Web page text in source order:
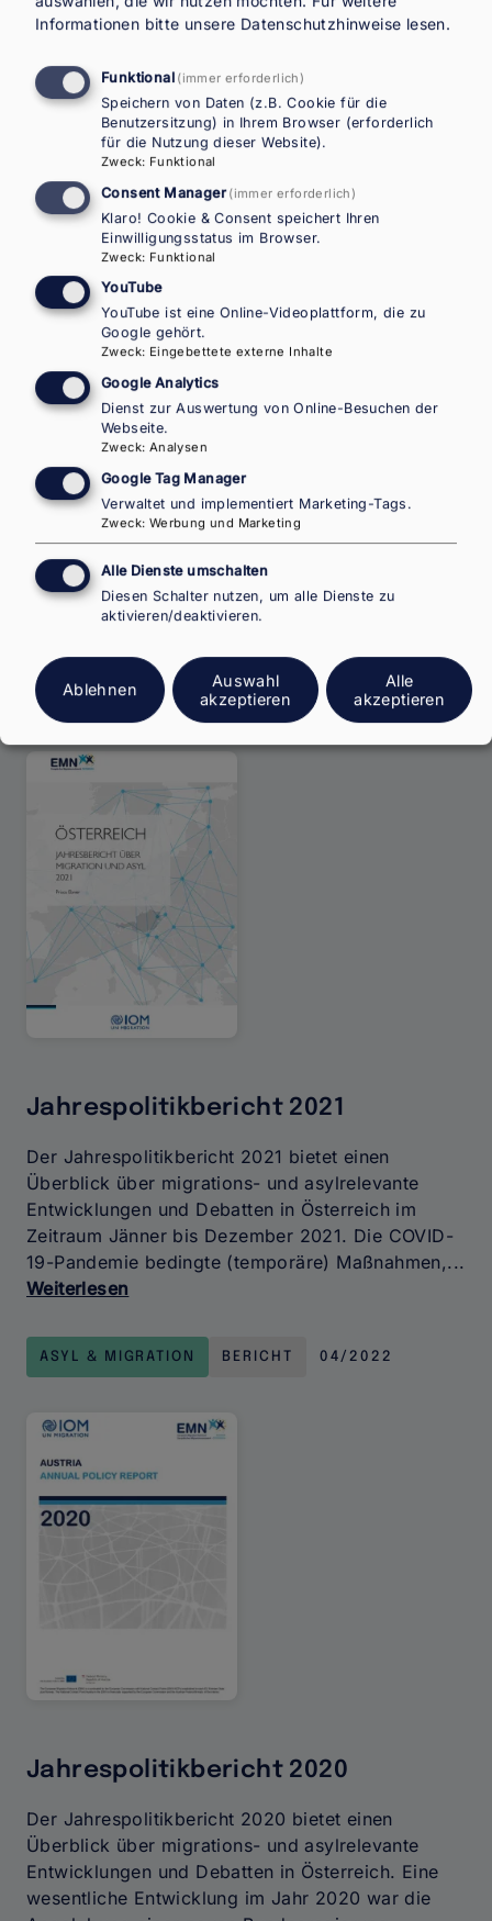
über
und
Asyl
2023
ASYL & MIGRATION BERICHT 06/2024
Jahrespolitikbericht 2022
Der Jahresbericht über Migration und Asyl 2022
bietet einen Überblick über migrations- und
asylrelevante Entwicklungen und Debatten in
Österreich im Zeitraum Jänner bis Dezember
2022. Im Jahr 2022 war der Krieg in der Uk...
Weiterlesenüber
Jahrespolitikbericht
2022
ASYL & MIGRATION BERICHT 04/2023
Jahrespolitikbericht 2021
Der Jahrespolitikbericht 2021 bietet einen
Überblick über migrations- und asylrelevante
Entwicklungen und Debatten in Österreich im
Zeitraum Jänner bis Dezember 2021. Die COVID-
19-Pandemie bedingte (temporäre) Maßnahmen,...
Weiterlesen
2021
ASYL & MIGRATION BERICHT 04/2022
Jahrespolitikbericht 2020
Der Jahrespolitikbericht 2020 bietet einen
Überblick über migrations- und asylrelevante
Entwicklungen und Debatten in Österreich. Eine
wesentliche Entwicklung im Jahr 2020 war die
Informationen bitte unsere Datenschutzhinweise lesen.
Funktional (immer erforderlich)
Speichern von Daten (z.B. Cookie für die
Benutzersitzung) in Ihrem Browser (erforderlich
für die Nutzung dieser Website).
Zweck: Funktional
Consent Manager (immer erforderlich)
Klaro! Cookie & Consent speichert Ihren
Einwilligungsstatus im Browser.
Zweck: Funktional
YouTube
YouTube ist eine Online-Videoplattform, die zu
Google gehört.
Zweck: Eingebettete externe Inhalte
Google Analytics
Dienst zur Auswertung von Online-Besuchen der
Webseite.
Zweck: Analysen
Google Tag Manager
Verwaltet und implementiert Marketing-Tags.
Zweck: Werbung und Marketing
Alle Dienste umschalten
Diesen Schalter nutzen, um alle Dienste zu
aktivieren/deaktivieren.
Ablehnen
Auswahl
akzeptieren
Alle
akzeptieren